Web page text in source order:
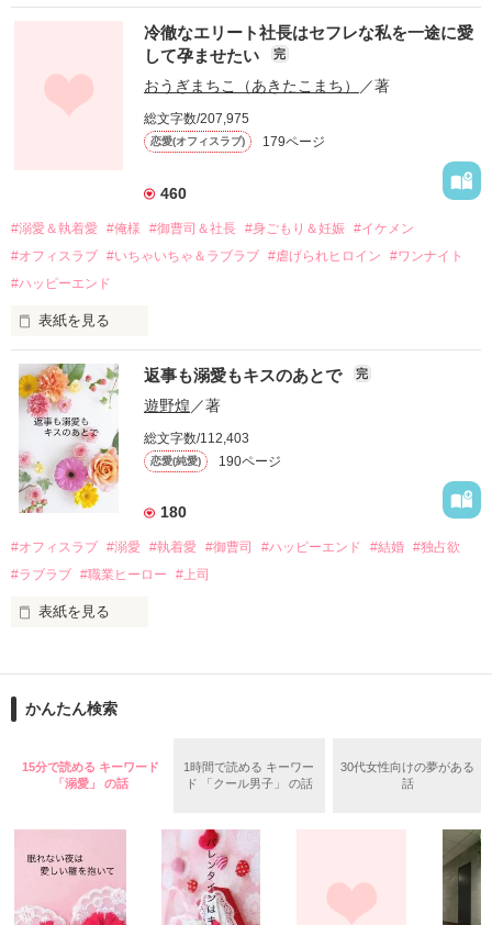
幼なじみの哲平に淡い恋心を抱いていた美桜。
しかし、ある出来事をきっかけに二人の関係は壊れてしまう。
関係修復もできないまま、美桜は両親の離婚によって
引っ越すことになり、哲平とも離れ離れになった。
それから約十二年後。
過去の傷から、二度と会いたくないと思っていた哲平に
運命のような再会を果たす。
酔った勢いで一夜を共にしてしまった。
さらに、美桜が初めてだと知った哲平は
『責任をとる、結婚しよう』と真っ直ぐに告げてきた。
戸惑う美桜とは裏腹に、好きという気持ちを隠すことなく
甘やかしてくる。
そんなある日、哲平は美桜がストーカー被害に
遭っていることを知る。
美桜を守るため、哲平は同居を提案してきて――。
夏木美桜(なつきみお)
鳴海哲平 (なるみてっぺい)
2026.6.5～2026.7.25
＊以前、公開していた話の改稿版です＊
冷徹なエリート社長はセフレな私を一途に愛
して孕ませたい
完
おうぎまちこ（あきたこまち） ／著
総文字数/207,975
恋愛(オフィスラブ) 179ページ
460
#溺愛＆執着愛 #俺様 #御曹司＆社長 #身ごもり＆妊娠 #イケメン
#オフィスラブ #いちゃいちゃ＆ラブラブ #虐げられヒロイン
#ワンナイト
#ハッピーエンド
表紙を見る
おかしな噂を流されて前の職場でうまくいかなかった梅田美
桜は、海外で傷心旅行をしていたところ、日本人美青年と出会
い、酒の勢いもあり一夜限りの関係となる。
帰国後、美桜は新しい職場でワンナイトした美青年と再会。
なんと彼の正体は、とある財閥御曹司にも関わらず、一族を離
れて起業した新進気鋭の実業家、社内でも冷徹だと評判な社長
――御影恭司その人だったのだ――！
なぜか恭司から飼い猫の世話係を命じられた美桜は、猫の世
の関係となってしまい――？
返事も溺愛もキスのあとで 完
遊野煌 ／著
総文字数/112,403
恋愛(純愛) 190ページ
180
#オフィスラブ #溺愛 #執着愛 #御曹司 #ハッピーエンド #結婚 #独占欲
#ラブラブ #職業ヒーロー #上司
表紙を見る
ションの企画戦略室で働いている。
めた、同期で恋人の石垣守（26）がいるのだが、後輩の姫原由
いた。
守と由羅から『便利屋雛子』と馬鹿にされ、一人こっそり泣い
た上、同居まで提案してきて──？
鷹哉『宜しくな、俺の雛子』🦅
雛子『俺の……ひぃ、雛子？！！！』🐥
かんたん検索
15分で読める キーワード
「溺愛」 の話
1時間で読める キーワー
ド 「クール男子」 の話
30代女性向けの夢がある
話